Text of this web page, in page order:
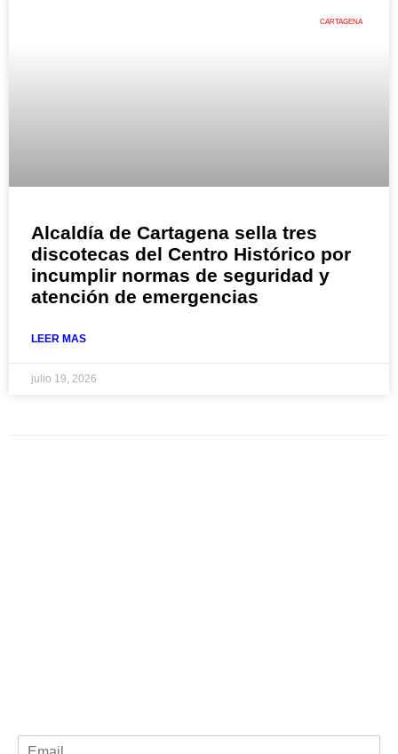
CARTAGENA
Alcaldía de Cartagena sella tres
discotecas del Centro Histórico por
incumplir normas de seguridad y
atención de emergencias
LEER MAS
julio 19, 2026